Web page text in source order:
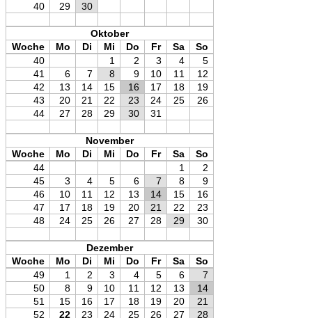
40
29 30
Oktober
Woche
Mo Di Mi Do Fr Sa
So
40
1 2 3 4
5
41
6 7 8 9 10 11
12
42
13 14 15 16 17 18
19
43
20 21 22 23 24 25
26
44
27 28 29 30 31
November
Woche
Mo Di Mi Do Fr Sa
So
44
1
2
45
3 4 5 6 7 8
9
46
10 11 12 13 14 15
16
47
17 18 19 20 21 22
23
48
24 25 26 27 28 29 30
Dezember
Woche
Mo Di Mi Do Fr Sa
So
49
1 2 3 4 5 6
7
50
8 9 10 11 12 13
14
51
15 16 17 18 19 20
21
52
22 23 24 25 26 27
28